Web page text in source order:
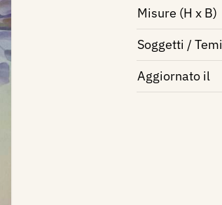
Misure (H x B)
Soggetti / Temi
Aggiornato il